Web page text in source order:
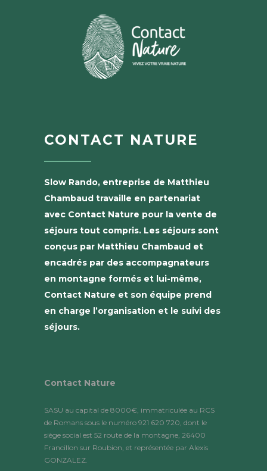
CONTACT NATURE
Slow Rando, entreprise de Matthieu
Chambaud travaille en partenariat
avec Contact Nature pour la vente de
séjours tout compris. Les séjours sont
conçus par Matthieu Chambaud et
encadrés par des accompagnateurs
en montagne formés et lui-même,
Contact Nature et son équipe prend
en charge l’organisation et le suivi des
séjours.
Contact Nature
SASU au capital de 8000€, immatriculée au RCS
de Romans sous le numéro 921 620 720, dont le
siège social est 52 route de la montagne, 26400
Francillon sur Roubion, et représentée par Alexis
GONZALEZ.